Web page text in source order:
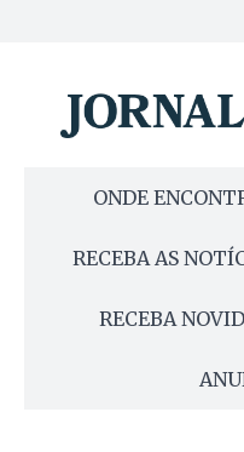
ONDE
RECEBA AS
RECEBA